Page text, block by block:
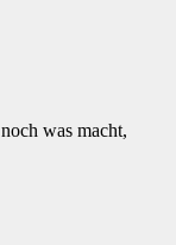
was macht,